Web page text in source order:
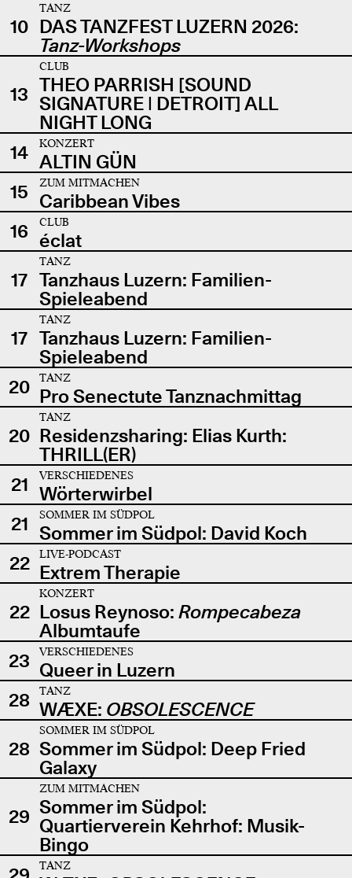
10
TANZ
DAS TANZFEST LUZERN 2026:
Tanz-Workshops
13
CLUB
THEO PARRISH [SOUND
SIGNATURE | DETROIT] ALL
NIGHT LONG
14
KONZERT
ALTIN GÜN
15
ZUM MITMACHEN
Caribbean Vibes
16
CLUB
éclat
17
TANZ
Tanzhaus Luzern: Familien-
Spieleabend
17
TANZ
Tanzhaus Luzern: Familien-
Spieleabend
20
TANZ
Pro Senectute Tanznachmittag
20
TANZ
Residenzsharing: Elias Kurth:
THRILL(ER)
21
VERSCHIEDENES
Wörterwirbel
21
SOMMER IM SÜDPOL
Sommer im Südpol: David Koch
22
LIVE-PODCAST
Extrem Therapie
22
KONZERT
Losus Reynoso: Rompecabeza
Albumtaufe
23
VERSCHIEDENES
Queer in Luzern
28
TANZ
WÆXE: OBSOLESCENCE
28
SOMMER IM SÜDPOL
Sommer im Südpol: Deep Fried
Galaxy
29
ZUM MITMACHEN
Sommer im Südpol:
Quartierverein Kehrhof: Musik-
Bingo
TANZ